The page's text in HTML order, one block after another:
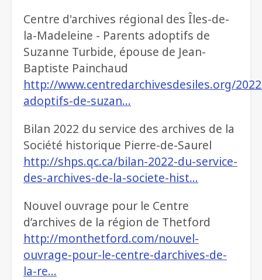
Centre d'archives régional des Îles-de-
la-Madeleine - Parents adoptifs de
Suzanne Turbide, épouse de Jean-
Baptiste Painchaud
http://www.centredarchivesdesiles.org/
adoptifs-de-suzan…
Bilan 2022 du service des archives de la
Société historique Pierre-de-Saurel
http://shps.qc.ca/bilan-2022-du-service-
des-archives-de-la-societe-hist…
Nouvel ouvrage pour le Centre
d’archives de la région de Thetford
http://monthetford.com/nouvel-
ouvrage-pour-le-centre-darchives-de-
la-re…